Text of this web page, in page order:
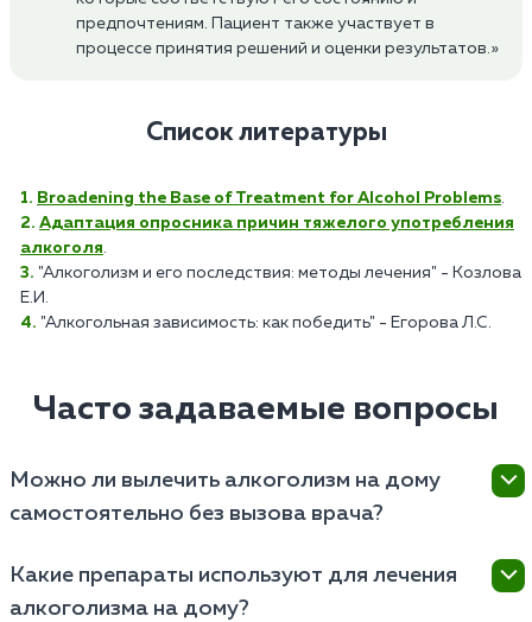
предпочтениям. Пациент также участвует в
процессе принятия решений и оценки результатов.»
Список литературы
Broadening the Base of Treatment for Alcohol Problems.
Адаптация опросника причин тяжелого употребления
алкоголя.
"Алкоголизм и его последствия: методы лечения" - Козлова
Е.И.
"Алкогольная зависимость: как победить" - Егорова Л.С.
Часто задаваемые вопросы
Можно ли вылечить алкоголизм на дому
самостоятельно без вызова врача?
самостоятельно крайне сложно и опасно, так как
резкий отказ от спиртного без медикаментозной
Какие препараты используют для лечения
алкоголизма на дому?